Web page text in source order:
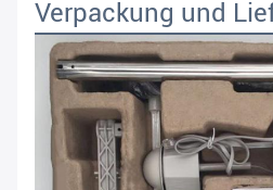
Verpackung und